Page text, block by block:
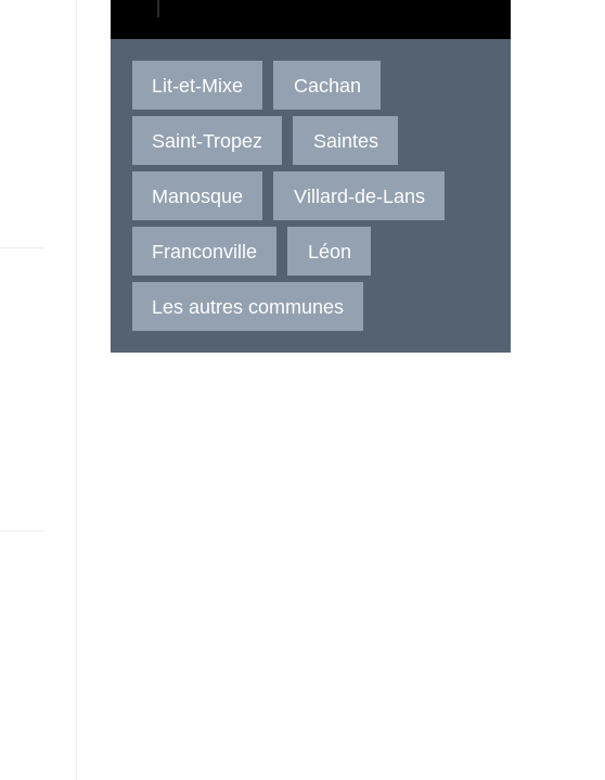
Lit-et-Mixe Cachan
Saint-Tropez Saintes
Manosque Villard-de-Lans
Franconville Léon
Les autres communes